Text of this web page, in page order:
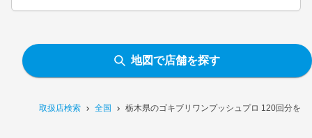
取扱店検索 全国 栃木県のゴキブリワンプッシュプロ 120回分を扱
地図で店舗を探す